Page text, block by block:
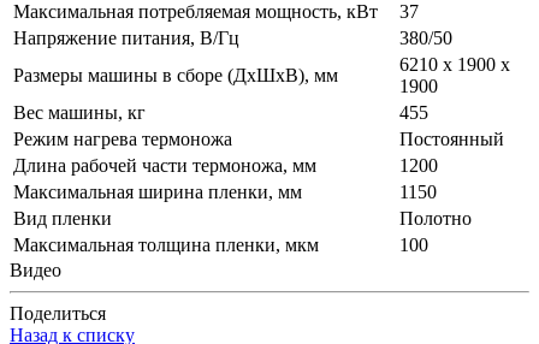
Максимальная потребляемая мощность, кВт
37
Напряжение питания, В/Гц
380/50
Размеры машины в сборе (ДxШxВ), мм
6210 х 1900 х
1900
Вес машины, кг
455
Режим нагрева термоножа
Постоянный
Длина рабочей части термоножа, мм
1200
Максимальная ширина пленки, мм
1150
Вид пленки
Полотно
Максимальная толщина пленки, мкм
100
Видео
Поделиться
Назад к списку